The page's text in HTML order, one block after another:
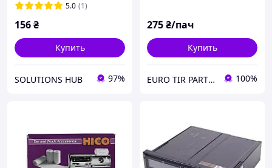
5.0 (1)
156₴
Купить
SOLUTIONS HUB 97%
275₴/пач
Купить
EURO TIR PARTS "etparts.com.ua" 100%